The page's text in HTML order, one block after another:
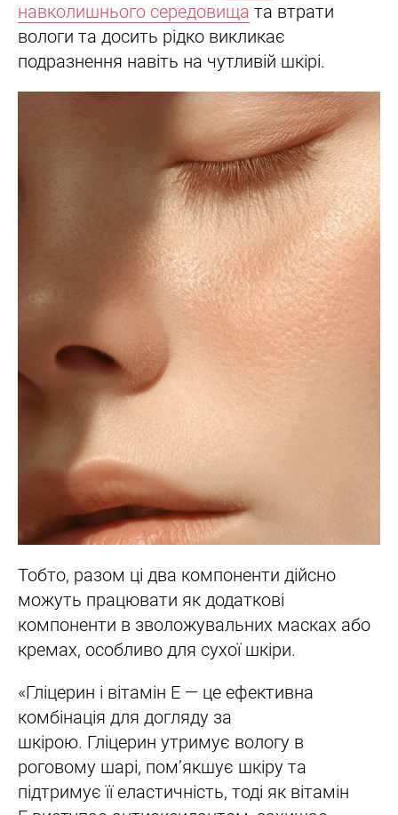
навколишнього середовища та втрати
вологи та досить рідко викликає
подразнення навіть на чутливій шкірі.
Тобто, разом ці два компоненти дійсно
можуть працювати як додаткові
компоненти в зволожувальних масках або
кремах, особливо для сухої шкіри.
«Гліцерин і вітамін Е — це ефективна
комбінація для догляду за
шкірою. Гліцерин утримує вологу в
роговому шарі, пом’якшує шкіру та
підтримує її еластичність, тоді як вітамін